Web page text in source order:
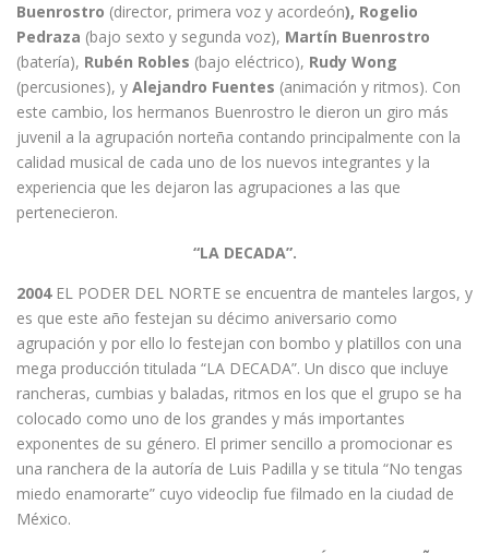
Buenrostro (director, primera voz y acordeón), Rogelio
Pedraza (bajo sexto y segunda voz), Martín Buenrostro
(batería), Rubén Robles (bajo eléctrico), Rudy Wong
(percusiones), y Alejandro Fuentes (animación y ritmos). Con
este cambio, los hermanos Buenrostro le dieron un giro más
juvenil a la agrupación norteña contando principalmente con la
calidad musical de cada uno de los nuevos integrantes y la
experiencia que les dejaron las agrupaciones a las que
pertenecieron.
“LA DECADA”.
2004EL PODER DEL NORTE se encuentra de manteles largos, y
es que este año festejan su décimo aniversario como
agrupación y por ello lo festejan con bombo y platillos con una
mega producción titulada “LA DECADA”. Un disco que incluye
rancheras, cumbias y baladas, ritmos en los que el grupo se ha
colocado como uno de los grandes y más importantes
exponentes de su género. El primer sencillo a promocionar es
una ranchera de la autoría de Luis Padilla y se titula “No tengas
miedo enamorarte” cuyo videoclip fue filmado en la ciudad de
México.